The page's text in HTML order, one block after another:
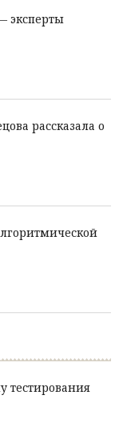
эксперты
рассказала о
тестирования